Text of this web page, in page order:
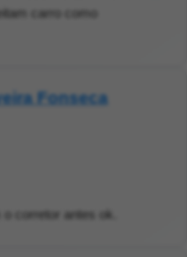
carro como
Fonseca
corretor antes ok.